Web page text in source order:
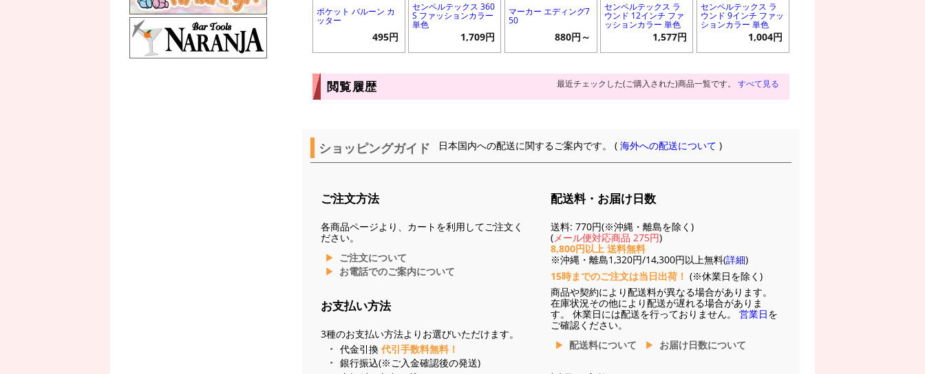
ポケット バルーン カ
ッター
495円
センペルテックス 360
S ファッションカラー
単色
1,709円
マーカー エディング7
50
880円～
センペルテックス ラ
ウンド 12インチ ファ
ッションカラー 単色
1,577円
センペルテックス ラ
ウンド 9インチ ファッ
ションカラー 単色
1,004円
閲覧履歴 最近チェックした(ご購入された)商品一覧です。 すべて見る
ショッピングガイド 日本国内への配送に関するご案内です。 (海外への配送について )
ご注文方法
各商品ページより、カートを利用してご注文く
ださい。
ご注文について
お電話でのご案内について
お支払い方法
3種のお支払い方法よりお選びいただけます。
代金引換 代引手数料無料！
銀行振込(※ご入金確認後の発送)
配送料・お届け日数
送料: 770円(※沖縄・離島を除く)
(メール便対応商品 275円)
8,800円以上 送料無料
※沖縄・離島1,320円/14,300円以上無料(詳細)
15時までのご注文は当日出荷！ (※休業日を除く)
商品や契約により配送料が異なる場合があります。
在庫状況その他により配送が遅れる場合がありま
す。 休業日には配送を行っておりません。 営業日を
ご確認ください。
配送料について
お届け日数について